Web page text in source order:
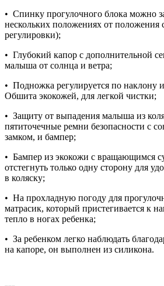
• Спинку прогулочного блока можно
нескольких положениях от положения
регулировки);
• Глубокий капор с дополнительной
малыша от солнца и ветра;
• Подножка регулируется по наклону
Обшита экокожей, для легкой чистки;
• Защиту от выпадения малыша из
пятиточечные ремни безопасности с
замком, и бампер;
• Бампер из экокожи с вращающимся
отстегнуть только одну сторону для
в коляску;
• На прохладную погоду для
матрасик, который пристегивается к
тепло в ногах ребенка;
• За ребенком легко наблюдать
на капоре, он выполнен из силикона.